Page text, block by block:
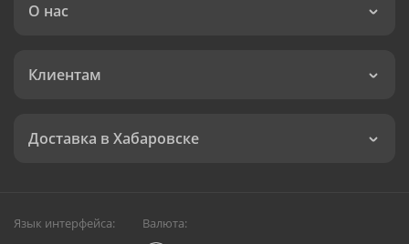
О нас
Клиентам
Доставка в Хабаровске
Язык интерфейса: Валюта: